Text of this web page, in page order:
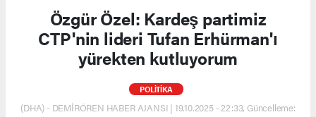
Özgür Özel: Kardeş partimiz
CTP'nin lideri Tufan Erhürman'ı
yürekten kutluyorum
POLİTİKA
(DHA) - DEMİRÖREN HABER AJANSI | 19.10.2025 - 22:33, Güncelleme: